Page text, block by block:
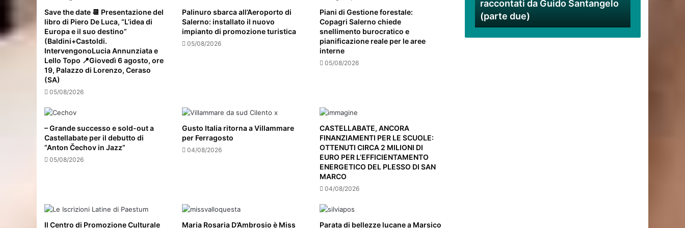
Save the date 📆 Presentazione del
libro di Piero De Luca, “L’idea di
Europa e il suo destino”
(Baldini+Castoldi.
IntervengonoLucia Annunziata e
Lello Topo 📍Giovedì 6 agosto, ore
19, Palazzo di Lorenzo, Ceraso
(SA)
05/08/2026
Palinuro sbarca all’Aeroporto di
Salerno: installato il nuovo
impianto di promozione turistica
05/08/2026
Piani di Gestione forestale:
Copagri Salerno chiede
snellimento burocratico e
pianificazione reale per le aree
interne
05/08/2026
– Grande successo e sold-out a
Castellabate per il debutto di
“Anton Čechov in Jazz”
05/08/2026
Gusto Italia ritorna a Villammare
per Ferragosto
04/08/2026
CASTELLABATE, ANCORA
FINANZIAMENTI PER LE SCUOLE:
OTTENUTI CIRCA 2 MILIONI DI
EURO PER L’EFFICIENTAMENTO
ENERGETICO DEL PLESSO DI SAN
MARCO
04/08/2026
Il Centro di Promozione Culturale Maria Rosaria D’Ambrosio è Miss Parata di bellezze lucane a Marsico
Santangelo
(parte
due)
raccontati da Guido Santangelo
(parte due)